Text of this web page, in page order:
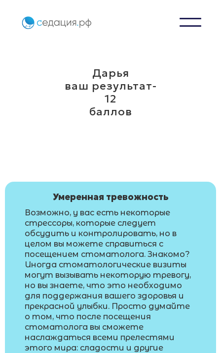
Дарья
ваш результат-
12
баллов
Умеренная тревожность
Возможно, у вас есть некоторые
стрессоры, которые следует
обсудить и контролировать, но в
целом вы можете справиться с
посещением стоматолога. Знакомо?
Иногда стоматологические визиты
могут вызывать некоторую тревогу,
но вы знаете, что это необходимо
для поддержания вашего здоровья и
прекрасной улыбки. Просто думайте
о том, что после посещения
стоматолога вы сможете
наслаждаться всеми прелестями
этого мира: сладости и другие